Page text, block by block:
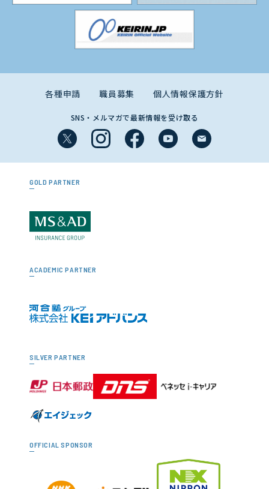
各種申請 職員募集 個人情報保護方針
SNS・メルマガで最新情報を受け取る
GOLD PARTNER
ACADEMIC PARTNER
SILVER PARTNER
OFFICIAL SPONSOR